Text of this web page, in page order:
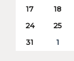
17
18
24
25
31
1